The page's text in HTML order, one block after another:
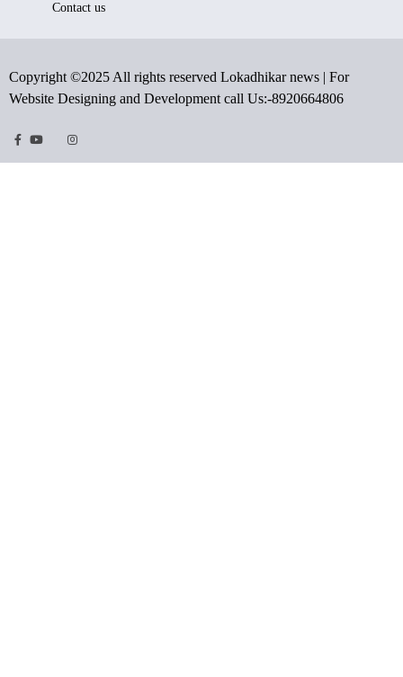
Contact us
Copyright ©2025 All rights reserved Lokadhikar news | For
Website Designing and Development call Us:-8920664806
Facebook
Youtube
TwitterInstragram